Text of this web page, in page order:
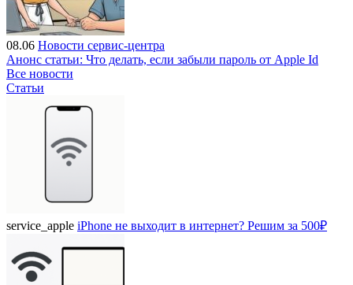
08.06 Новости сервис-центра
Анонс статьи: Что делать, если забыли пароль от Apple Id
Все новости
Статьи
service_apple iPhone не выходит в интернет? Решим за 500₽